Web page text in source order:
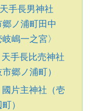
天手長男神社
郷ノ浦町田中
嶋一之宮〉
天手長比売神社
郷ノ浦町）
國片主神社（壱
）